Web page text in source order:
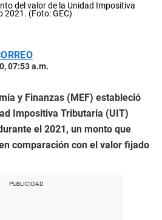
del valor de la Unidad Impositiva
2021. (Foto: GEC)
07:53 a.m.
y Finanzas (MEF) estableció
Impositiva Tributaria (UIT)
el 2021, un monto que
comparación con el valor fijado